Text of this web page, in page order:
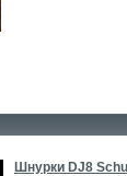
Шнурки DJ8